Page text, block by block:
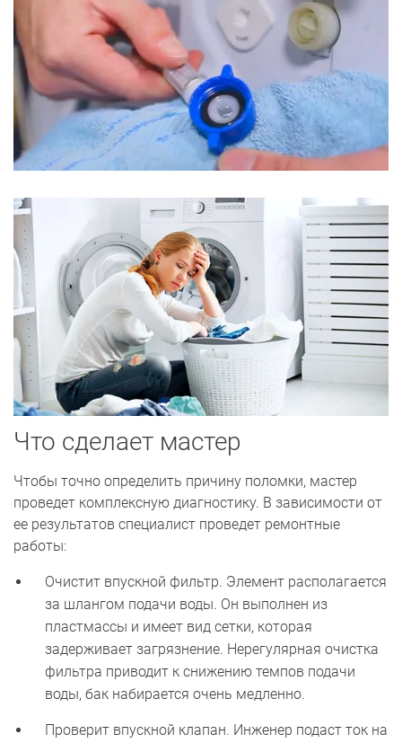
Что сделает мастер
Чтобы точно определить причину поломки, мастер
проведет комплексную диагностику. В зависимости от
ее результатов специалист проведет ремонтные
работы:
Очистит впускной фильтр. Элемент располагается
за шлангом подачи воды. Он выполнен из
пластмассы и имеет вид сетки, которая
задерживает загрязнение. Нерегулярная очистка
фильтра приводит к снижению темпов подачи
воды, бак набирается очень медленно.
Проверит впускной клапан. Инженер подаст ток на